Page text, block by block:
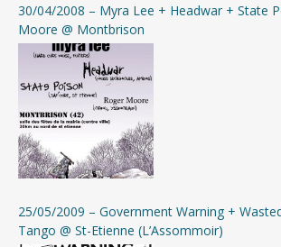
30/04/2008 – Myra Lee + Headwar + State
Moore @ Montbrison
25/05/2009 – Government Warning +
Tango @ St-Etienne (L’Assommoir)